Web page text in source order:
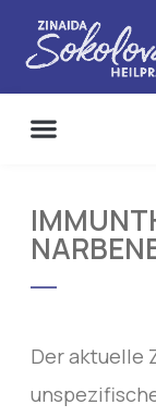
Der aktuelle